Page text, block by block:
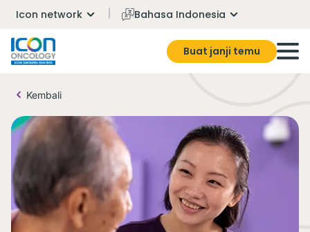
Icon network Bahasa Indonesia
Buat janji temu
Kembali